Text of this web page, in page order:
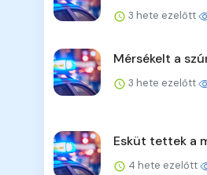
3 hete ezelőtt
Mérsékelt a
3 hete ezelőtt
Esküt tettek a
4 hete ezelőtt